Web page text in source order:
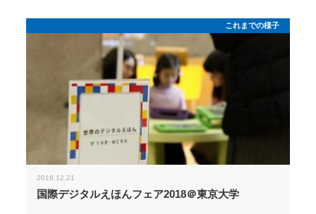
これまでの様子
2018.12.21
国際デジタルえほんフェア2018＠東京大学